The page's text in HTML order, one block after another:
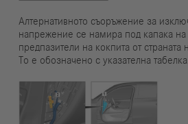
Алтернативното съоръжение за
напрежение се намира под капака на
предпазители на кокпита от страната
То е обозначено с указателна